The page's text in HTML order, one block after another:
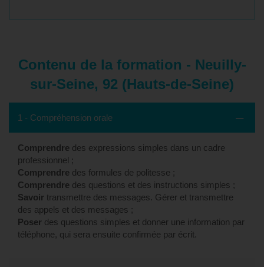
Contenu de la formation - Neuilly-
sur-Seine, 92 (Hauts-de-Seine)
1 - Compréhension orale
Comprendre des expressions simples dans un cadre
professionnel ;
Comprendre des formules de politesse ;
Comprendre des questions et des instructions simples ;
Savoir transmettre des messages. Gérer et transmettre
des appels et des messages ;
Poser des questions simples et donner une information par
téléphone, qui sera ensuite confirmée par écrit.